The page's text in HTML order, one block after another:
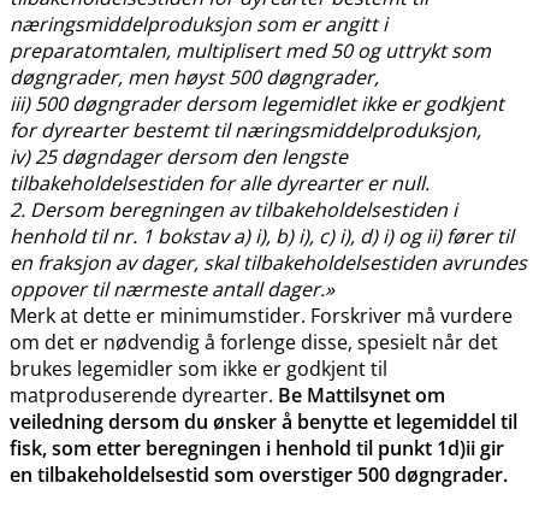
næringsmiddelproduksjon som er angitt i
preparatomtalen, multiplisert med 50 og uttrykt som
døgngrader, men høyst 500 døgngrader,
iii) 500 døgngrader dersom legemidlet ikke er godkjent
for dyrearter bestemt til næringsmiddelproduksjon,
iv) 25 døgndager dersom den lengste
tilbakeholdelsestiden for alle dyrearter er null.
2. Dersom beregningen av tilbakeholdelsestiden i
henhold til nr. 1 bokstav a) i), b) i), c) i), d) i) og ii) fører til
en fraksjon av dager, skal tilbakeholdelsestiden avrundes
oppover til nærmeste antall dager.»
Merk at dette er minimumstider. Forskriver må vurdere
om det er nødvendig å forlenge disse, spesielt når det
brukes legemidler som ikke er godkjent til
matproduserende dyrearter. Be Mattilsynet om
veiledning dersom du ønsker å benytte et legemiddel til
fisk, som etter beregningen i henhold til punkt 1d)ii gir
en tilbakeholdelsestid som overstiger 500 døgngrader.